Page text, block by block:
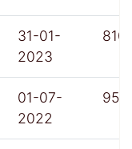
31-01-
2023
810
01-07-
2022
952